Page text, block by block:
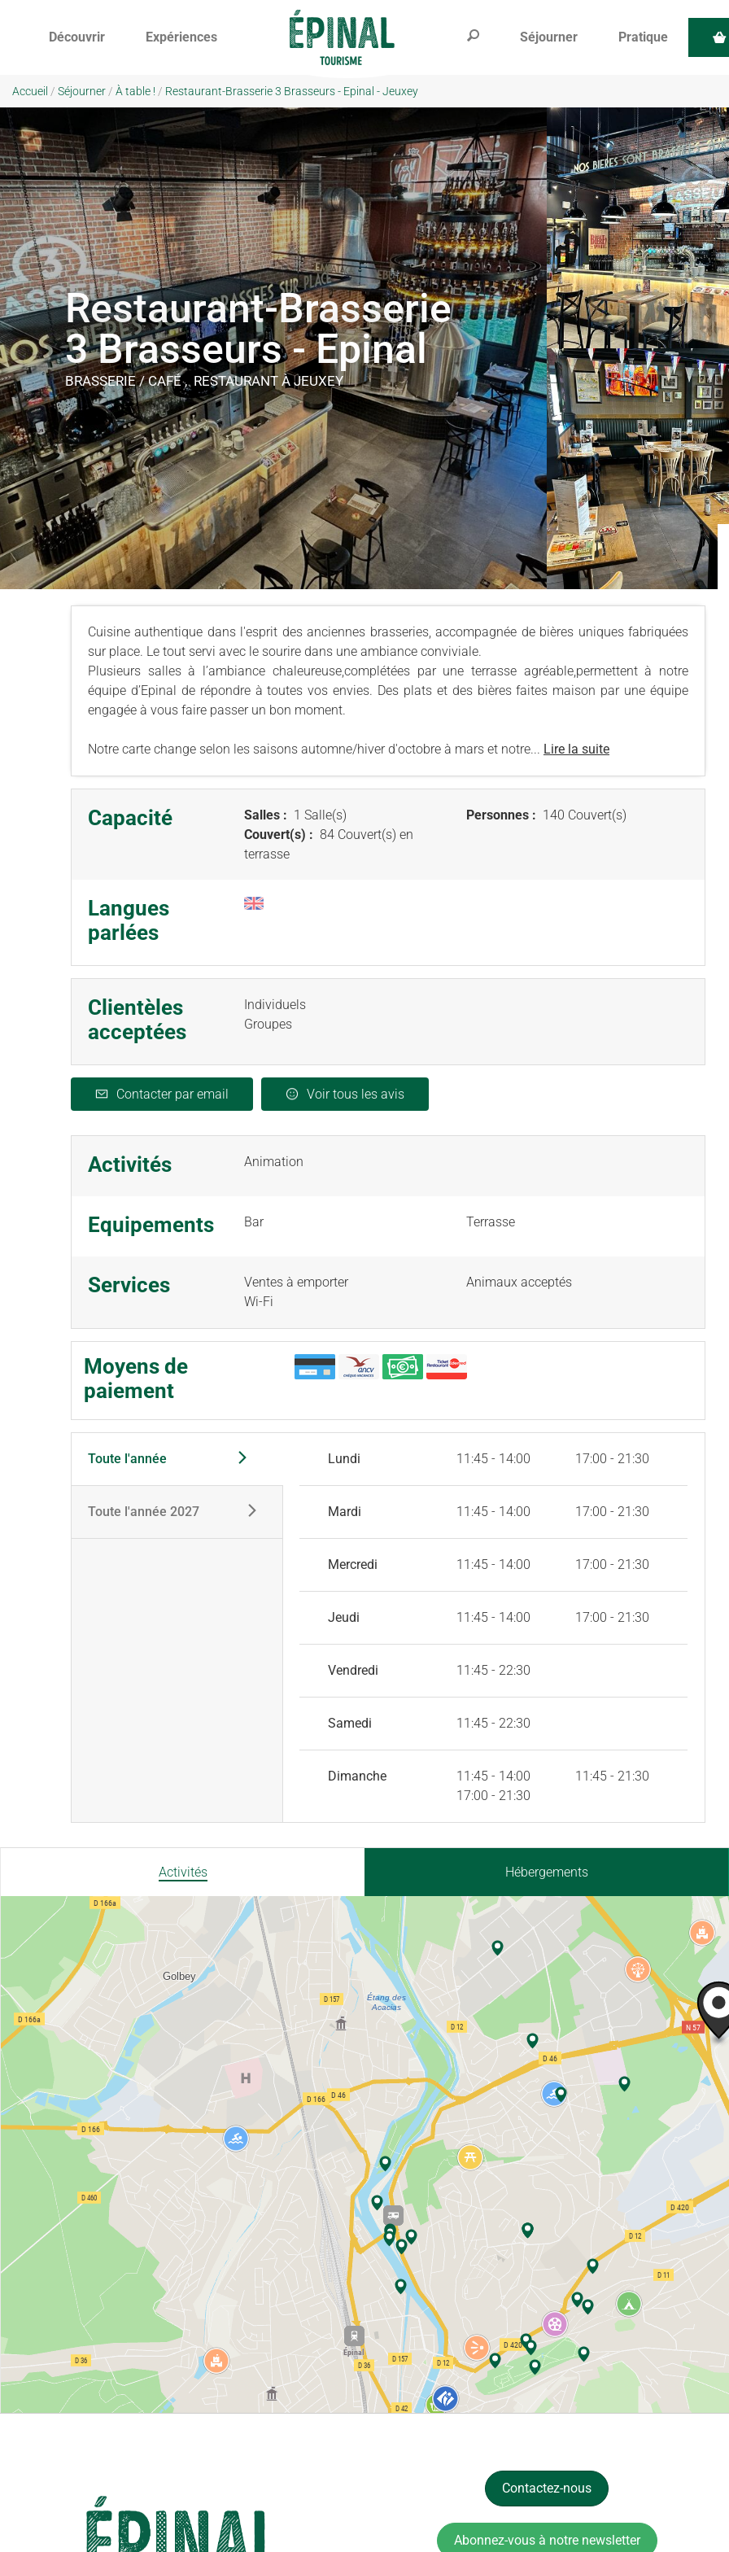
Découvrir Expériences Séjourner Pratique
Accueil / Séjourner / À table ! / Restaurant-Brasserie 3 Brasseurs - Epinal - Jeuxey
Restaurant-Brasserie
3 Brasseurs - Epinal
BRASSERIE / CAFÉ , RESTAURANT À JEUXEY
Cuisine authentique dans l'esprit des anciennes brasseries, accompagnée de bières uniques fabriquées
sur place. Le tout servi avec le sourire dans une ambiance conviviale.
Plusieurs salles à l’ambiance chaleureuse,complétées par une terrasse agréable,permettent à notre
équipe d’Epinal de répondre à toutes vos envies. Des plats et des bières faites maison par une équipe
engagée à vous faire passer un bon moment.
Notre carte change selon les saisons automne/hiver d'octobre à mars et notre... Lire la suite
Capacité Salles : 1 Salle(s) Personnes : 140 Couvert(s)
Couvert(s) : 84 Couvert(s) en
terrasse
Langues
parlées
Clientèles
acceptées
Individuels
Groupes
Contacter par email Voir tous les avis
Activités Animation
Equipements Bar Terrasse
Services
Ventes à emporter
Wi-Fi
Animaux acceptés
Moyens de
paiement
Toute l'année
Toute l'année 2027
Lundi 11:45 - 14:00 17:00 - 21:30
Mardi 11:45 - 14:00 17:00 - 21:30
Mercredi 11:45 - 14:00 17:00 - 21:30
Jeudi 11:45 - 14:00 17:00 - 21:30
Vendredi 11:45 - 22:30
Samedi 11:45 - 22:30
Dimanche 11:45 - 14:00
11:45 - 21:30
17:00 - 21:30
Activités Hébergements
Contactez-nous
Abonnez-vous à notre newsletter